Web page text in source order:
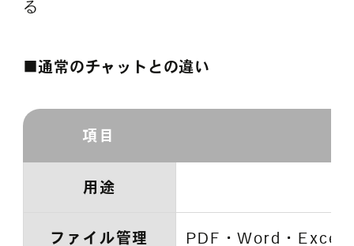
る
■通常のチャットとの違い
項目
用途
ファイル管理 PDF・Word・Excel